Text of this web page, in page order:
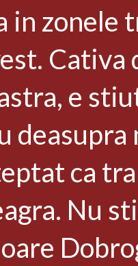
in zonele
e
ca
Nu